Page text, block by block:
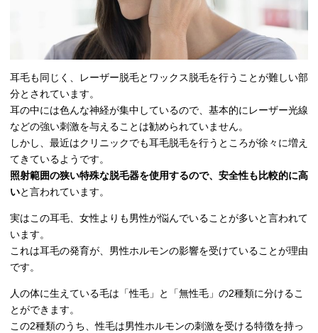
耳毛も同じく、レーザー脱毛とワックス脱毛を行うことが難しい部
分とされています。
耳の中には色んな神経が集中しているので、基本的にレーザー光線
などの強い刺激を与えることは勧められていません。
しかし、最近はクリニックでも耳毛脱毛を行うところが徐々に増え
てきているようです。
照射範囲の狭い特殊な脱毛器を使用するので、安全性も比較的に高
いと言われています。
実はこの耳毛、女性よりも男性が悩んでいることが多いと言われて
います。
これは耳毛の発育が、男性ホルモンの影響を受けていることが理由
です。
人の体に生えている毛は「性毛」と「無性毛」の2種類に分けるこ
とができます。
この2種類のうち、性毛は男性ホルモンの刺激を受ける特徴を持っ